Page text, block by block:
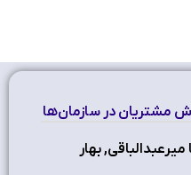
مشتریان در سازمان‌ها
بهار